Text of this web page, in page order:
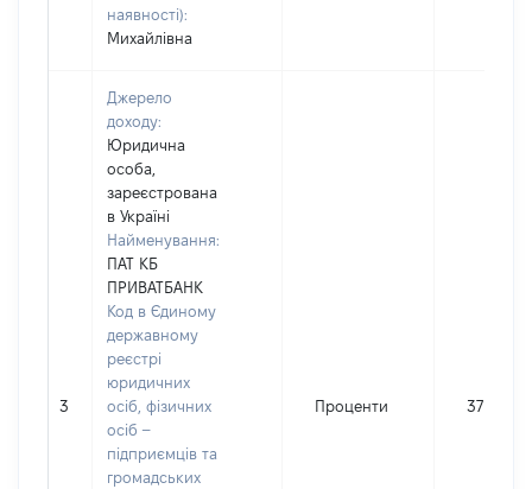
наявності):
Михайлівна
3
Джерело
доходу:
Юридична
особа,
зареєстрована
в Україні
Найменування:
ПАТ КБ
ПРИВАТБАНК
Код в Єдиному
державному
реєстрі
юридичних
осіб, фізичних
осіб –
підприємців та
громадських
Проценти 37